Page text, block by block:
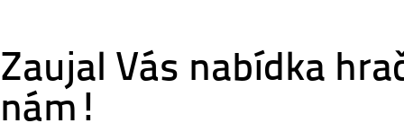
Zaujal Vás nabídka
nám!